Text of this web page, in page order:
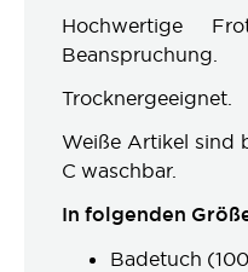
Hochwertige
Beanspruchung.
Trocknergeeignet.
Weiße Artikel sind
C waschbar.
In folgenden
Badetuch